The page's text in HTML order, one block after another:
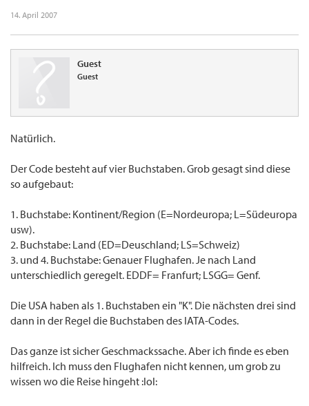
14. April 2007
Guest
Guest
Natürlich.
Der Code besteht auf vier Buchstaben. Grob gesagt sind diese
so aufgebaut:
1. Buchstabe: Kontinent/Region (E=Nordeuropa; L=Südeuropa
usw).
2. Buchstabe: Land (ED=Deuschland; LS=Schweiz)
3. und 4. Buchstabe: Genauer Flughafen. Je nach Land
unterschiedlich geregelt. EDDF= Franfurt; LSGG= Genf.
Die USA haben als 1. Buchstaben ein "K". Die nächsten drei sind
dann in der Regel die Buchstaben des IATA-Codes.
Das ganze ist sicher Geschmackssache. Aber ich finde es eben
hilfreich. Ich muss den Flughafen nicht kennen, um grob zu
wissen wo die Reise hingeht :lol: